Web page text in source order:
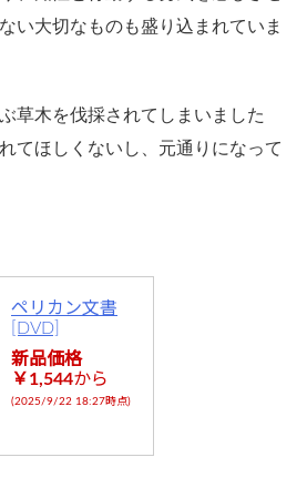
い大切なものも盛り込まれていま
木を伐採されてしまいました
てほしくないし、元通りになって
ペリカン文書
[DVD]
新品価格
￥1,544から
(2025/9/22 18:27時点)